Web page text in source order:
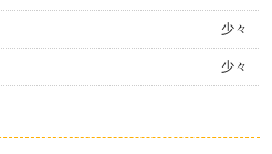
少々
少々